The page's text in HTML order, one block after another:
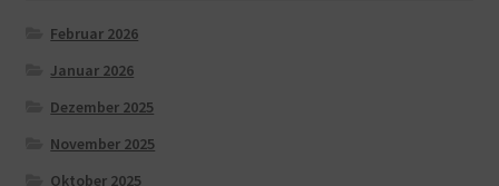
Februar 2026
Januar 2026
Dezember 2025
November 2025
Oktober 2025